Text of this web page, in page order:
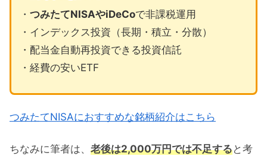
・ つみたてNISAやiDeCoで非課税運用
・インデックス投資（長期・積立・分散）
・配当金自動再投資できる投資信託
・経費の安いETF
つみたてNISAにおすすめな銘柄紹介はこちら
ちなみに筆者は、 老後は2,000万円では不足すると考